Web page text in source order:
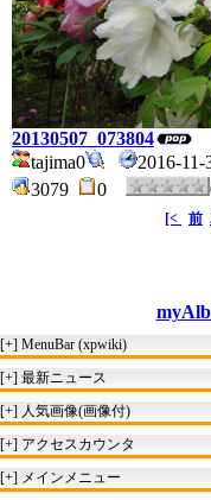
20130507_073804
tajima0
2016-
3079
0
[< 前
[+] MenuBar (xpwiki)
[+] 最新ニュース
[+] 人気画像(画像付)
[+] アクセスカウンタ
[+] メインメニュー